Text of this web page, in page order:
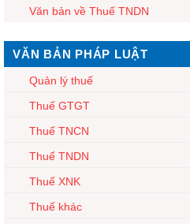
Văn bản về Thuế TNDN
VĂN BẢN PHÁP LUẬT
Quản lý thuế
Thuế GTGT
Thuế TNCN
Thuế TNDN
Thuế XNK
Thuế khác